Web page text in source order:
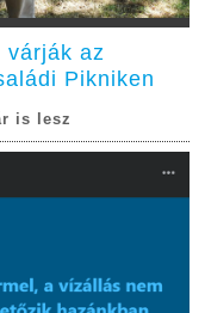
várják az
Pikniken
is lesz